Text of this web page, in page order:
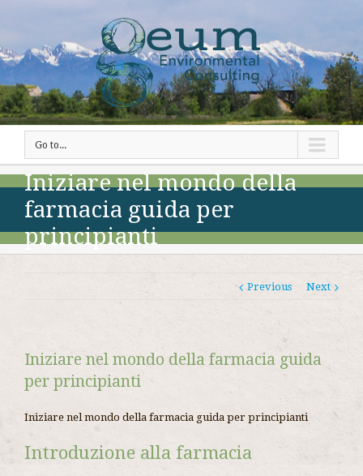
Go to...
Iniziare nel mondo della
farmacia guida per
principianti
Previous Next
Iniziare nel mondo della farmacia guida
per principianti
Iniziare nel mondo della farmacia guida per principianti
Introduzione alla farmacia